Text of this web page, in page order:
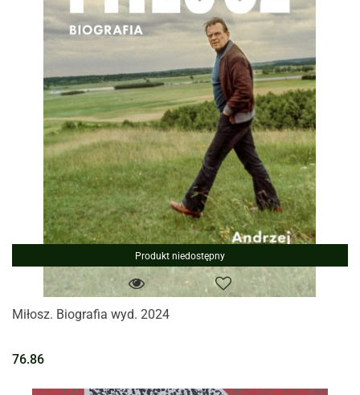
Produkt niedostępny
Miłosz. Biografia wyd. 2024
76.86